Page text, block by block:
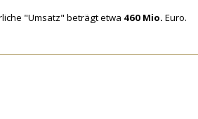
"Umsatz" beträgt etwa 460 Mio. Euro.